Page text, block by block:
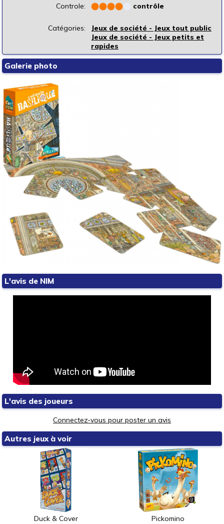
Controle:
⬤⬤⬤⬤ contrôle
Catégories:
Jeux de société - Jeux tout public
Jeux de société - Jeux petits et
rapides
Galerie photo
L'avis de NIM
L'avis des joueurs
Connectez-vous pour poster un avis
Autres jeux à voir
Duck & Cover Pickomino